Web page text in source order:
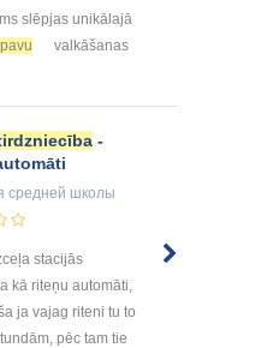
slēpjas unikālajā
valkāšanas
-
средней школы
stacijās
kā riteņu automāti,
ja vajag riteni tu to
pēc tam tie